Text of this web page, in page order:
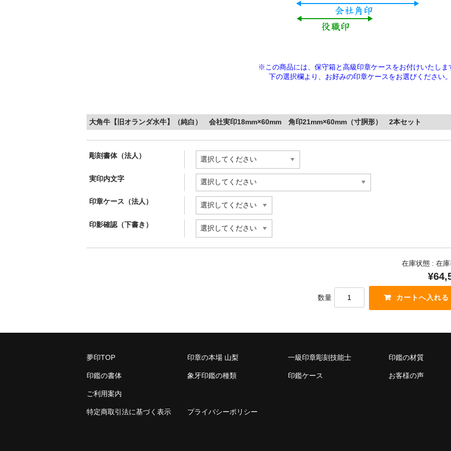
※この商品には、保守箱と高級印章ケースをお付けいたしま
下の選択欄より、 お好みの印章ケースをお選びください
大角牛【旧オランダ水牛】（純白） 会社実印18mm×60mm 角印21mm×60mm（寸胴形） 2本セット
彫刻書体（法人）
実印内文字
印章ケース（法人）
印影確認（下書き）
在庫状態 : 在
数量
夢印TOP 印章の本場 山梨 一級印章彫刻技能士 印鑑の材質
印鑑の書体 象牙印鑑の種類 印鑑ケース お客様の声
ご利用案内
特定商取引法に基づく表示 プライバシーポリシー